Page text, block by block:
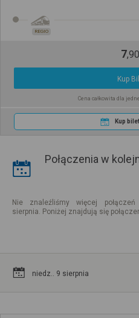
REGIO
7,90
Kup
Cena całkowita dla
Kup
Połączenia w
Nie znaleźliśmy więcej
sierpnia. Poniżej znajdują się
niedz.. 9 sierpnia